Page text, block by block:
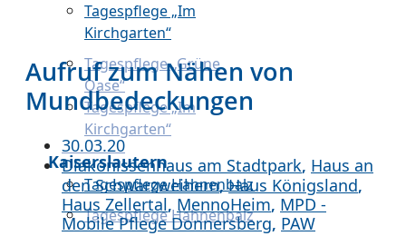
Tagespflege „Im
Kirchgarten“
Tagespflege „Grüne
Oase“
Tagespflege „Im
Kirchgarten“
Kaiserslautern
Tagespflege Hahnenbalz
Tagespflege Hahnenbalz
Aufruf zum Nähen von
Mundbedeckungen
30.03.20
Diakonissenhaus am Stadtpark, Haus an
den Schwarzweihern,Haus Königsland,
Haus Zellertal,MennoHeim, MPD -
Mobile Pflege Donnersberg, PAW